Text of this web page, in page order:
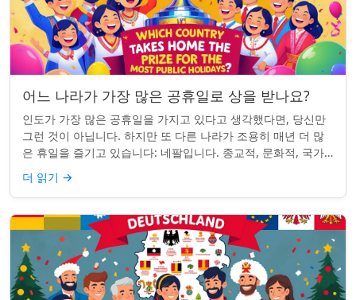
어느 나라가 가장 많은 공휴일로 상을 받나요?
인도가 가장 많은 공휴일을 가지고 있다고 생각했다면, 당신만
그런 것이 아닙니다. 하지만 또 다른 나라가 조용히 매년 더 많
은 휴일을 즐기고 있습니다: 네팔입니다. 종교적, 문화적, 국가
적 기념일이 혼합된 네팔은 현...
더 읽기 →